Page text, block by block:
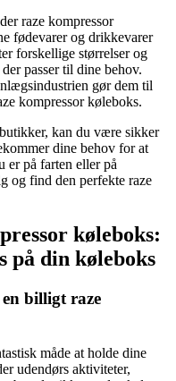
raze kompressor
fødevarer og drikkevarer
forskellige størrelser og
passer til dine behov.
gør dem til
kompressor køleboks.
kan du være sikker
dine behov for at
er på farten eller på
og find den perfekte raze
køleboks:
på din køleboks
billigt raze
måde at holde dine
udendørs aktiviteter,